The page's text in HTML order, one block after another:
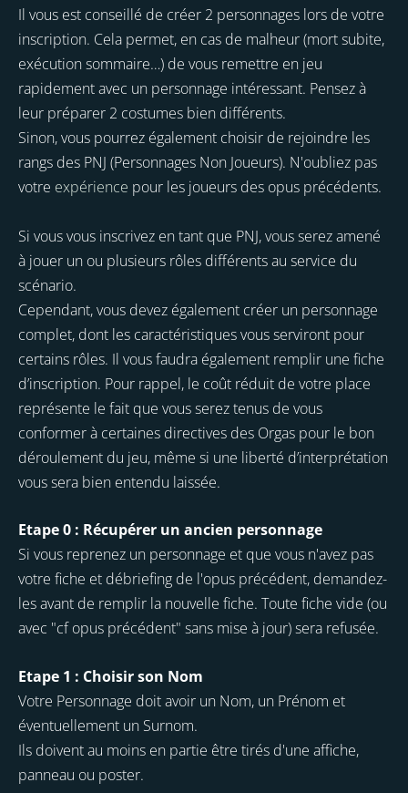
Il vous est conseillé de créer 2 personnages lors de votre
inscription. Cela permet, en cas de malheur (mort subite,
exécution sommaire…) de vous remettre en jeu
rapidement avec un personnage intéressant. Pensez à
leur préparer 2 costumes bien différents.
Sinon, vous pourrez également choisir de rejoindre les
rangs des PNJ (Personnages Non Joueurs). N'oubliez pas
votre expérience pour les joueurs des opus précédents.
Si vous vous inscrivez en tant que PNJ, vous serez amené
à jouer un ou plusieurs rôles différents au service du
scénario.
Cependant, vous devez également créer un personnage
complet, dont les caractéristiques vous serviront pour
certains rôles. Il vous faudra également remplir une fiche
d’inscription. Pour rappel, le coût réduit de votre place
représente le fait que vous serez tenus de vous
conformer à certaines directives des Orgas pour le bon
déroulement du jeu, même si une liberté d’interprétation
vous sera bien entendu laissée.
Etape 0 : Récupérer un ancien personnage
Si vous reprenez un personnage et que vous n'avez pas
votre fiche et débriefing de l'opus précédent, demandez-
les avant de remplir la nouvelle fiche. Toute fiche vide (ou
avec "cf opus précédent" sans mise à jour) sera refusée.
Etape 1 : Choisir son Nom
Votre Personnage doit avoir un Nom, un Prénom et
éventuellement un Surnom.
Ils doivent au moins en partie être tirés d'une affiche,
panneau ou poster.